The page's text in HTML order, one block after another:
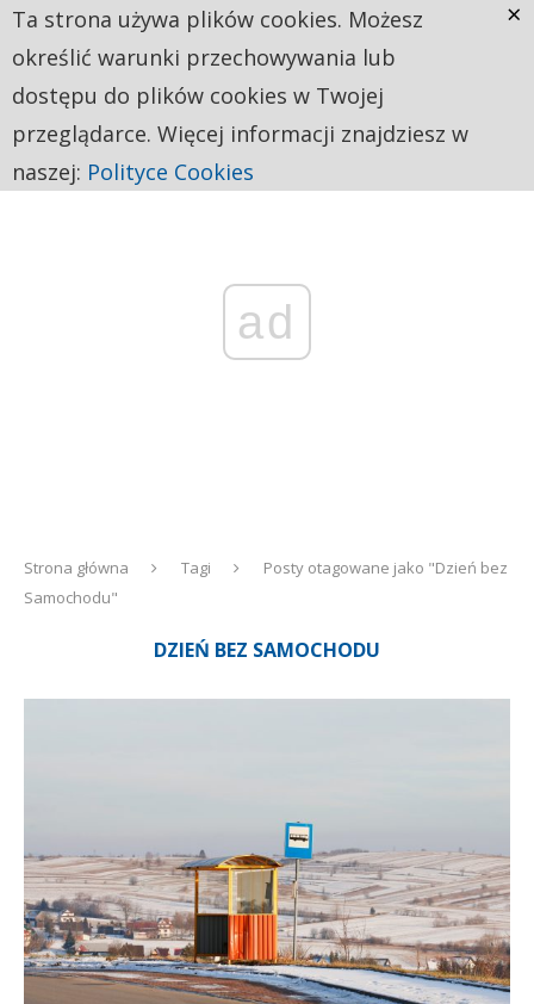
ad
Strona główna Tagi
Posty otagowane jako "Dzień bez
Samochodu"
DZIEŃ BEZ SAMOCHODU
Ta strona używa plików cookies. Możesz
określić warunki przechowywania lub
dostępu do plików cookies w Twojej
przeglądarce. Więcej informacji znajdziesz w
naszej: Polityce Cookies
×